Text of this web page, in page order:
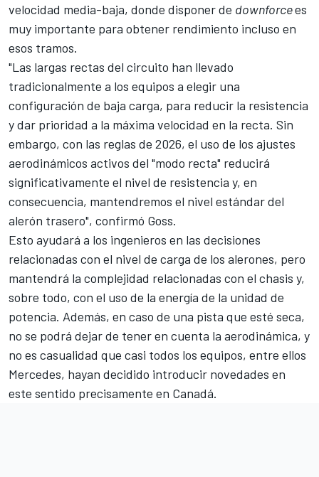
velocidad media-baja, donde disponer de downforcees
muy importante para obtener rendimiento incluso en
esos tramos.
"Las largas rectas del circuito han llevado
tradicionalmente a los equipos a elegir una
configuración de baja carga, para reducir la resistencia
y dar prioridad a la máxima velocidad en la recta. Sin
embargo, con las reglas de 2026, el uso de los ajustes
aerodinámicos activos del "modo recta" reducirá
significativamente el nivel de resistencia y, en
consecuencia, mantendremos el nivel estándar del
alerón trasero", confirmó Goss.
Esto ayudará a los ingenieros en las decisiones
relacionadas con el nivel de carga de los alerones, pero
mantendrá la complejidad relacionadas con el chasis y,
sobre todo, con el uso de la energía de la unidad de
potencia. Además, en caso de una pista que esté seca,
no se podrá dejar de tener en cuenta la aerodinámica, y
no es casualidad que casi todos los equipos, entre ellos
Mercedes, hayan decidido introducir novedades en
este sentido precisamente en Canadá.